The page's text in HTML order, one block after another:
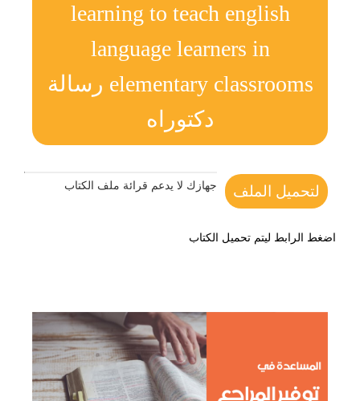
learning to teach english
language learners in
elementary classrooms رسالة
دكتوراه
لتحميل الملف جهازك لا يدعم قرائة ملف الكتاب
اضغط الرابط ليتم تحميل الكتاب